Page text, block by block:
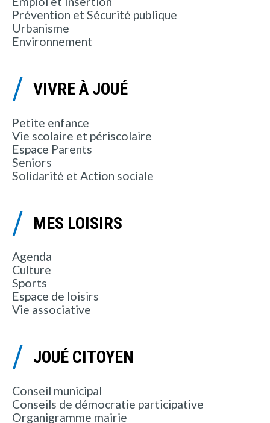
Prévention et Sécurité publique
Urbanisme
Environnement
VIVRE À JOUÉ
Petite enfance
Vie scolaire et périscolaire
Espace Parents
Seniors
Solidarité et Action sociale
MES LOISIRS
Agenda
Culture
Sports
Espace de loisirs
Vie associative
JOUÉ CITOYEN
Conseil municipal
Conseils de démocratie participative
Organigramme mairie